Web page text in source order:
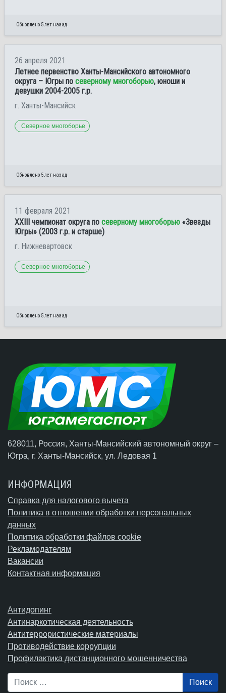
Обновлено 5 лет назад
26 апреля 2021
Летнее первенство Ханты-Мансийского автономного
округа – Югры по северному многоборью, юноши и
девушки 2004-2005 г.р.
г. Ханты-Мансийск
Северное многоборье
Обновлено 5 лет назад
11 февраля 2021
XXIII чемпионат округа по северному многоборью «Звезды
Югры» (2003 г.р. и старше)
г. Нижневартовск
Северное многоборье
Обновлено 5 лет назад
628011, Россия, Ханты-Мансийский автономный округ –
Югра, г. Ханты-Мансийск, ул. Ледовая 1
ИНФОРМАЦИЯ
Справка для налогового вычета
Политика в отношении обработки персональных
данных
Политика обработки файлов cookie
Рекламодателям
Вакансии
Контактная информация
Антидопинг
Антинаркотическая деятельность
Антитеррористические материалы
Противодействие коррупции
Профилактика дистанционного мошенничества
Поиск